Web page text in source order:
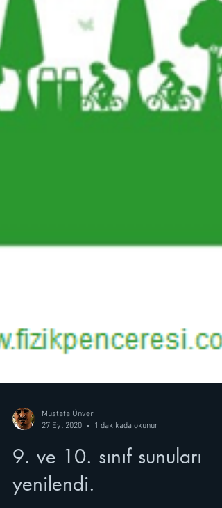
27 Eyl 2020
1 dakikada okunur
9. ve 10. sınıf sunuları